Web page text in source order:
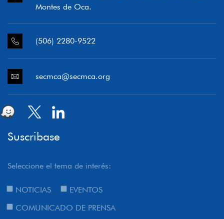
Montes de Oca.
(506) 2280-9522
secmca@secmca.org
Suscribase
Seleccione el tema de interés:
NOTICIAS
EVENTOS
COMUNICADO DE PRENSA